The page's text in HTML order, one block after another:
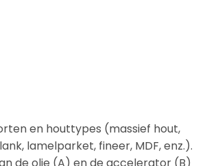
en houttypes (massief hout,
lamelparket, fineer, MDF, enz.).
de olie (A) en de accelerator (B)